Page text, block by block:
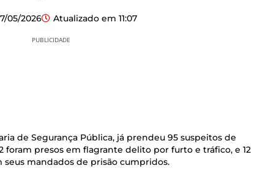
05/2026 Atualizado em 11:07
PUBLICIDADE
de Segurança Pública, já prendeu 95 suspeitos de
foram presos em flagrante delito por furto e tráfico, e 12
mandados de prisão cumpridos.